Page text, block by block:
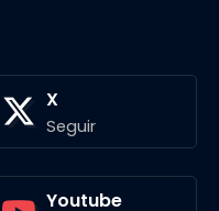
X
Seguir
Youtube